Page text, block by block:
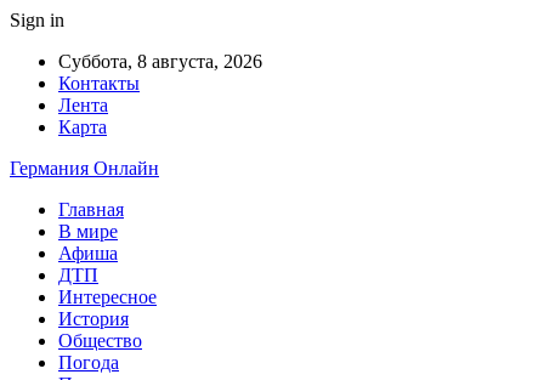
Sign in
Суббота, 8 августа, 2026
Контакты
Лента
Карта
Германия Онлайн
Главная
В мире
Афиша
ДТП
Интересное
История
Общество
Погода